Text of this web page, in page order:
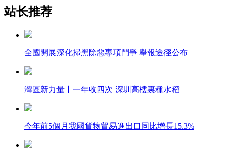
站长推荐
全國開展深化掃黑除惡專項鬥爭 舉報途徑公布
灣區新力量丨一年收四次 深圳高樓裏種水稻
今年前5個月我國貨物貿易進出口同比增長15.3%